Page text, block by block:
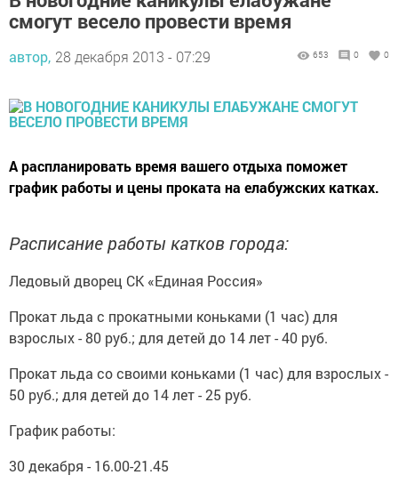
смогут весело провести время
автор, 28 декабря 2013 - 07:29 653 0 0
А распланировать время вашего отдыха поможет
график работы и цены проката на елабужских катках.
Расписание работы катков города:
Ледовый дворец СК «Единая Россия»
Прокат льда с прокатными коньками (1 час) для
взрослых - 80 руб.; для детей до 14 лет - 40 руб.
Прокат льда со своими коньками (1 час) для взрослых -
50 руб.; для детей до 14 лет - 25 руб.
График работы:
30 декабря - 16.00-21.45